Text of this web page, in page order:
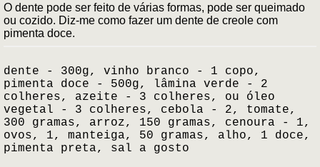
O dente pode ser feito de várias formas, pode ser queimado
ou cozido. Diz-me como fazer um dente de creole com
pimenta doce.
dente - 300g, vinho branco - 1 copo,
pimenta doce - 500g, lâmina verde - 2
colheres, azeite - 3 colheres, ou óleo
vegetal - 3 colheres, cebola - 2, tomate,
300 gramas, arroz, 150 gramas, cenoura - 1,
ovos, 1, manteiga, 50 gramas, alho, 1 doce,
pimenta preta, sal a gosto